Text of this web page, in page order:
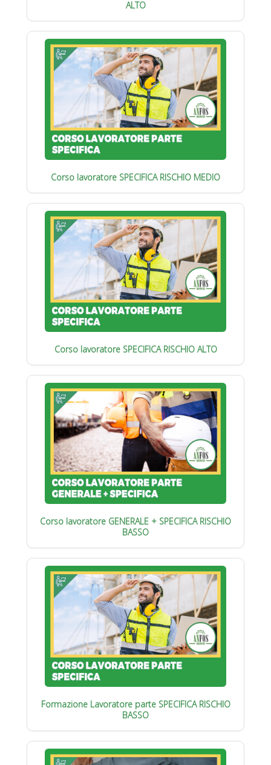
ALTO
Corso lavoratore SPECIFICA RISCHIO MEDIO
Corso lavoratore SPECIFICA RISCHIO ALTO
Corso lavoratore GENERALE + SPECIFICA RISCHIO
BASSO
Formazione Lavoratore parte SPECIFICA RISCHIO
BASSO